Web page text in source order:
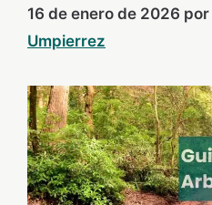
16 de enero de 2026 por
Umpierrez